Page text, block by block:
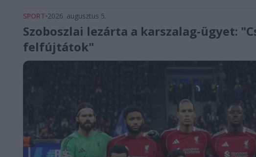
SPORT 2026. augusztus 5.
Szoboszlai lezárta a karszalag-ügyet:
felfújtátok"